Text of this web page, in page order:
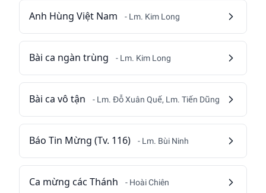
Anh Hùng Việt Nam - Lm. Kim Long
Bài ca ngàn trùng - Lm. Kim Long
Bài ca vô tận - Lm. Đỗ Xuân Quế, Lm. Tiến Dũng
Báo Tin Mừng (Tv. 116) - Lm. Bùi Ninh
Ca mừng các Thánh - Hoài Chiên